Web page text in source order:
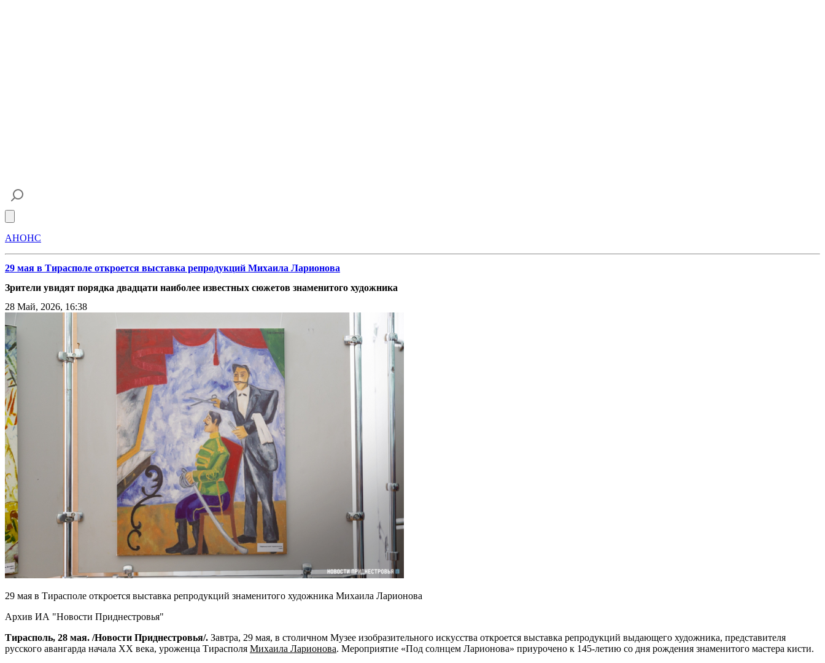
АНОНС
29 мая в Тирасполе откроется выставка репродукций Михаила Ларионова
Зрители увидят порядка двадцати наиболее известных сюжетов знаменитого художника
28 Май, 2026, 16:38
29 мая в Тирасполе откроется выставка репродукций знаменитого художника Михаила Ларионова
Архив ИА "Новости Приднестровья"
Тирасполь, 28 мая. /Новости Приднестровья/. Завтра, 29 мая, в столичном Музее изобразительного искусства откроется выставка репродукций выдающего художника, представителя
русского авангарда начала ХХ века, уроженца Тирасполя Михаила Ларионова. Мероприятие «Под солнцем Ларионова» приурочено к 145-летию со дня рождения знаменитого мастера кисти.